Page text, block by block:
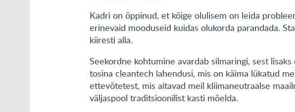
Kadri on õppinud, et kõige olulisem on leida
erinevaid mooduseid kuidas olukorda parandada.
kiiresti alla.
Seekordne kohtumine avardab silmaringi, sest
tosina cleantech lahendusi, mis on käima lükatud
ettevõtetest, mis aitavad meil kliimaneutraalse
väljaspool traditsioonilist kasti mõelda.